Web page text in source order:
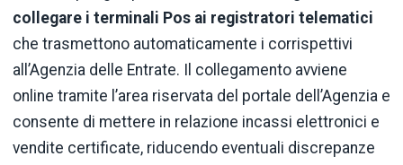
collegare i terminali Pos ai registratori telematici
che trasmettono automaticamente i corrispettivi
all’Agenzia delle Entrate. Il collegamento avviene
online tramite l’area riservata del portale dell’Agenzia e
consente di mettere in relazione incassi elettronici e
vendite certificate, riducendo eventuali discrepanze